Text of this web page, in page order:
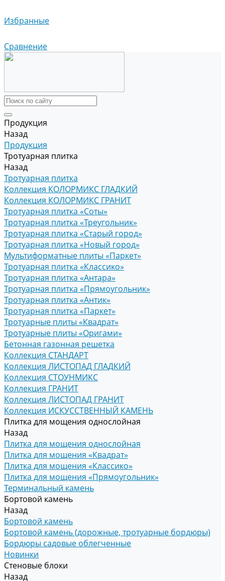
Избранные
Сравнение
Продукция
Назад
Продукция
Тротуарная плитка
Назад
Тротуарная плитка
Коллекция КОЛОРМИКС ГЛАДКИЙ
Коллекция КОЛОРМИКС ГРАНИТ
Тротуарная плитка «Соты»
Тротуарная плитка «Треугольник»
Тротуарная плитка «Старый город»
Тротуарная плитка «Новый город»
Мультиформатные плиты «Паркет»
Тротуарная плитка «Классико»
Тротуарная плитка «Антара»
Тротуарная плитка «Прямоугольник»
Тротуарная плитка «Антик»
Тротуарная плитка «Паркет»
Тротуарные плиты «Квадрат»
Тротуарные плиты «Оригами»
Бетонная газонная решетка
Коллекция СТАНДАРТ
Коллекция ЛИСТОПАД ГЛАДКИЙ
Коллекция СТОУНМИКС
Коллекция ГРАНИТ
Коллекция ЛИСТОПАД ГРАНИТ
Коллекция ИСКУССТВЕННЫЙ КАМЕНЬ
Плитка для мощения однослойная
Назад
Плитка для мощения однослойная
Плитка для мощения «Квадрат»
Плитка для мощения «Классико»
Плитка для мощения «Прямоугольник»
Терминальный камень
Бортовой камень
Назад
Бортовой камень
Бортовой камень (дорожные, тротуарные бордюры)
Бордюры садовые облегченные
Новинки
Стеновые блоки
Назад